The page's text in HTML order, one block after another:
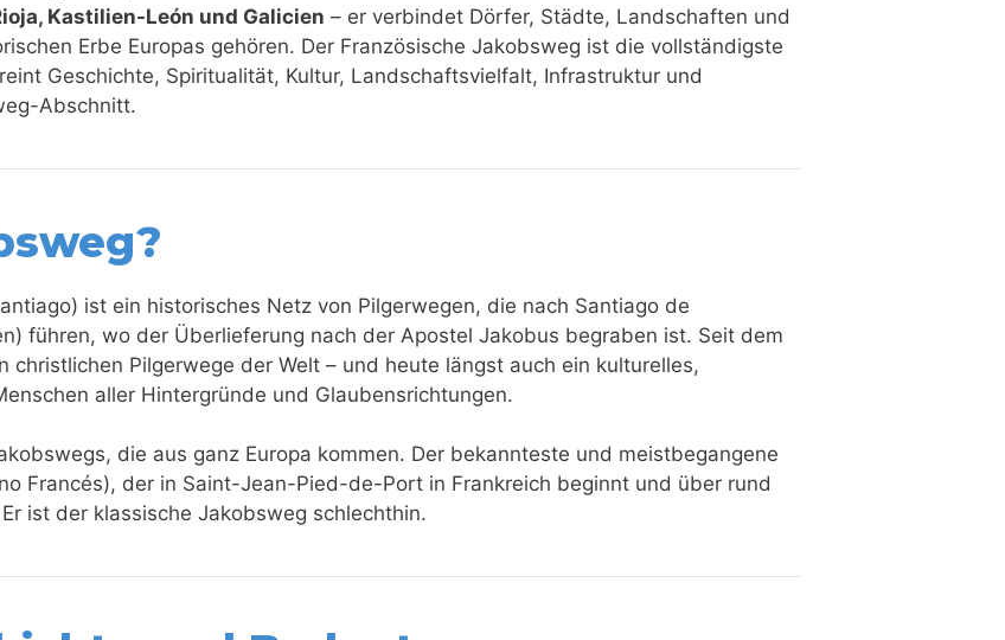
Kastilien-León und Galicien – er verbindet Dörfer, Städte, Landschaften und
Erbe Europas gehören. Der Französische Jakobsweg ist die vollständigste
Geschichte, Spiritualität, Kultur, Landschaftsvielfalt, Infrastruktur und
Abschnitt.
ist ein historisches Netz von Pilgerwegen, die nach Santiago de
führen, wo der Überlieferung nach der Apostel Jakobus begraben ist. Seit dem
Pilgerwege der Welt – und heute längst auch ein kulturelles,
aller Hintergründe und Glaubensrichtungen.
die aus ganz Europa kommen. Der bekannteste und meistbegangene
Francés), der in Saint-Jean-Pied-de-Port in Frankreich beginnt und über rund
ist der klassische Jakobsweg schlechthin.